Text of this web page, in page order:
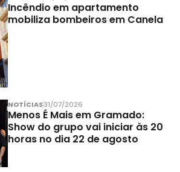
Incêndio em apartamento
mobiliza bombeiros em Canela
NOTÍCIAS31/07/2026
Menos É Mais em Gramado:
Show do grupo vai iniciar às 20
horas no dia 22 de agosto